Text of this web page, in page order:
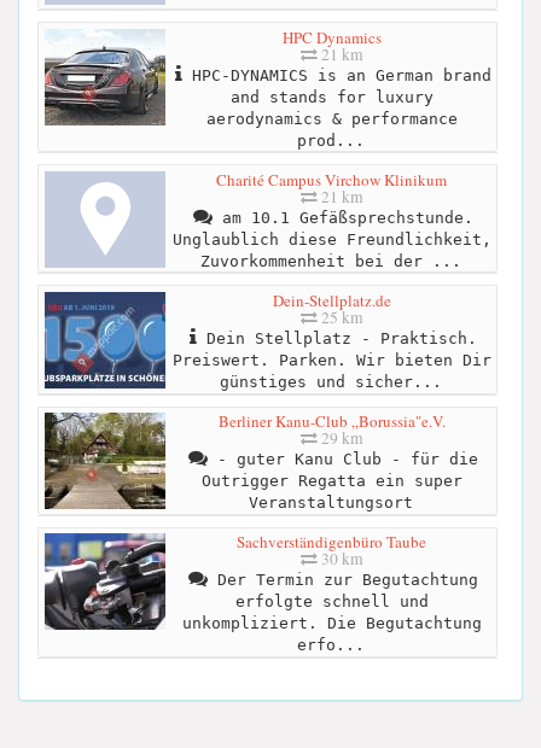
HPC Dynamics
21 km
HPC-DYNAMICS is an German brand
and stands for luxury
aerodynamics & performance
prod...
Charité Campus Virchow Klinikum
21 km
am 10.1 Gefäßsprechstunde.
Unglaublich diese Freundlichkeit,
Zuvorkommenheit bei der ...
Dein-Stellplatz.de
25 km
Dein Stellplatz - Praktisch.
Preiswert. Parken. Wir bieten Dir
günstiges und sicher...
Berliner Kanu-Club „Borussia"e.V.
29 km
- guter Kanu Club - für die
Outrigger Regatta ein super
Veranstaltungsort
Sachverständigenbüro Taube
30 km
Der Termin zur Begutachtung
erfolgte schnell und
unkompliziert. Die Begutachtung
erfo...